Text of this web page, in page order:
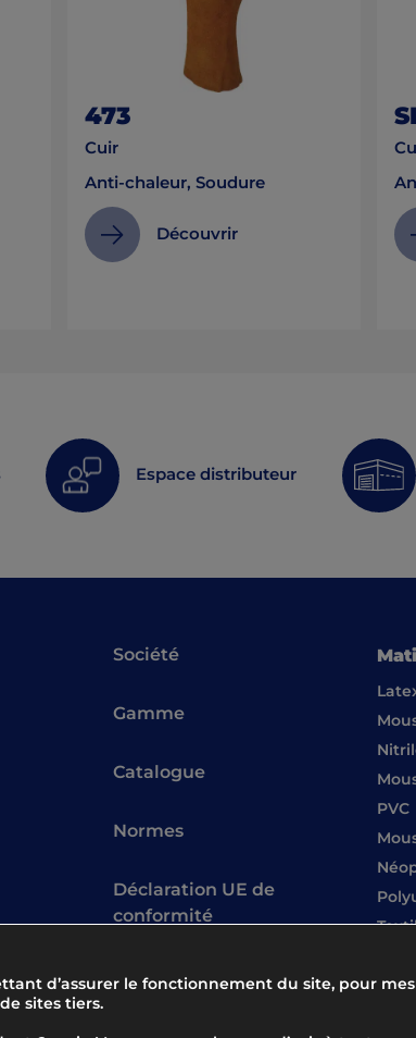
473
Cuir
Anti-chaleur, Soudure
Découvrir
Espace distributeur
Société
Gamme
Catalogue
Normes
Déclaration UE de
conformité
PVC
d’assurer le fonctionnement du site, pour
sites tiers.